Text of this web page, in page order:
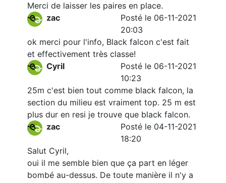
Merci de laisser les paires en place.
zac
Posté le 06-11-2021
20:03
ok merci pour l'info, Black falcon c'est fait
et effectivement très classe!
Cyril
Posté le 06-11-2021
10:23
25m c'est bien tout comme black falcon, la
section du milieu est vraiment top. 25 m est
plus dur en resi je trouve que black falcon.
zac
Posté le 04-11-2021
18:20
Salut Cyril,
oui il me semble bien que ça part en léger
bombé au-dessus. De toute manière il n'y a